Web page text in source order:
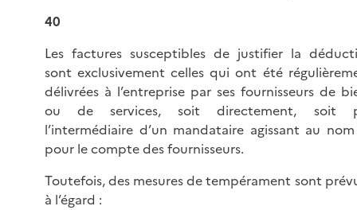
40
Les factures susceptibles de justifier la
sont exclusivement celles qui ont été
délivrées à l’entreprise par ses fournisseurs de
ou de services, soit directement, soit
l’intermédiaire d’un mandataire agissant au
pour le compte des fournisseurs.
Toutefois, des mesures de tempérament sont
à l’égard :